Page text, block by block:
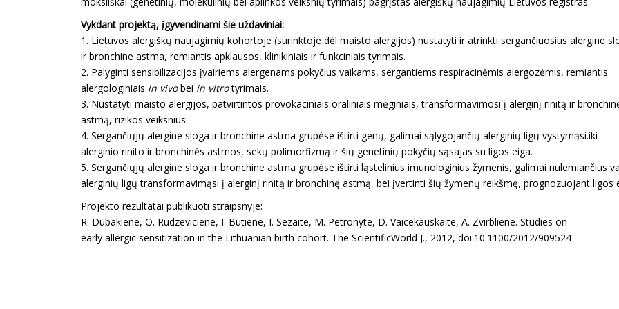
Vykdant projektą, įgyvendinami šie uždaviniai:
1. Lietuvos alergiškų naujagimių kohortoje (surinktoje dėl maisto alergijos) nustatyti ir atrinkti sergančiuosius alergine
ir bronchine astma, remiantis apklausos, klinikiniais ir funkciniais tyrimais.
2. Palyginti sensibilizacijos įvairiems alergenams pokyčius vaikams, sergantiems respiracinėmis alergozėmis, remiantis
alergologiniais in vivobei in vitrotyrimais.
3. Nustatyti maisto alergijos, patvirtintos provokaciniais oraliniais mėginiais, transformavimosi į alerginį rinitą ir
astmą, rizikos veiksnius.
4. Sergančiųjų alergine sloga ir bronchine astma grupėse ištirti genų, galimai sąlygojančių alerginių ligų vystymąsi.iki
alerginio rinito ir bronchinės astmos, sekų polimorfizmą ir šių genetinių pokyčių sąsajas su ligos eiga.
5. Sergančiųjų alergine sloga ir bronchine astma grupėse ištirti ląstelinius imunologinius žymenis, galimai nulemiančius
alerginių ligų transformavimąsi į alerginį rinitą ir bronchinę astmą, bei įvertinti šių žymenų reikšmę, prognozuojant ligos
Projekto rezultatai publikuoti straipsnyje:
R. Dubakiene, O. Rudzeviciene, I. Butiene, I. Sezaite, M. Petronyte, D. Vaicekauskaite, A. Zvirbliene. Studies on
early allergic sensitization in the Lithuanian birth cohort. The ScientificWorld J., 2012, doi:10.1100/2012/909524